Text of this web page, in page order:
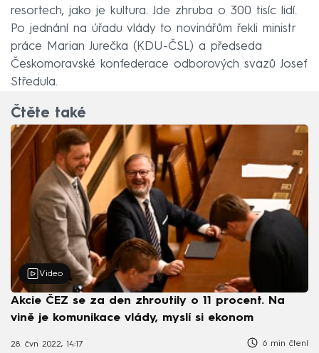
resortech, jako je kultura. Jde zhruba o 300 tisíc lidí.
Po jednání na úřadu vlády to novinářům řekli ministr
práce Marian Jurečka (KDU-ČSL) a předseda
Českomoravské konfederace odborových svazů Josef
Středula.
Čtěte také
Video
Akcie ČEZ se za den zhroutily o 11 procent. Na
vině je komunikace vlády, myslí si ekonom
28. čvn 2022, 14:17 6 min čtení